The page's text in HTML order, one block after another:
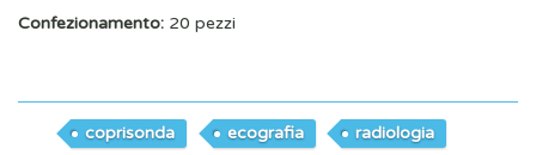
Confezionamento: 20 pezzi
coprisonda ecografia
radiologia